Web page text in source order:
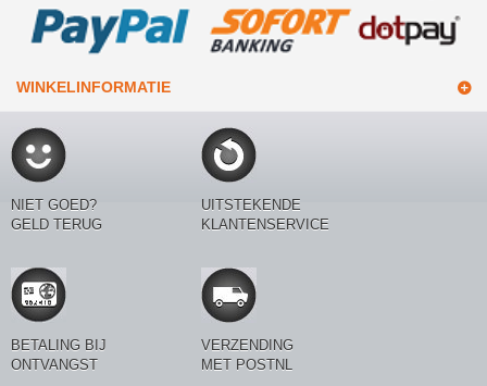
WINKELINFORMATIE
NIET GOED?
GELD TERUG
UITSTEKENDE
KLANTENSERVICE
BETALING BIJ
ONTVANGST
VERZENDING
MET POSTNL